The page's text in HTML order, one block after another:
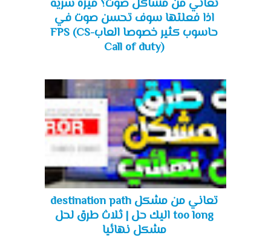
تعاني من مشاكل صوت؟ ميزة سرية
اذا فعلتها سوف تحسن صوت في
حاسوب كثير خصوصا العابFPS (CS-
Call of duty)
تعاني من مشكل destination path
too long اليك حل | ثلاث طرق لحل
مشكل نهائيا